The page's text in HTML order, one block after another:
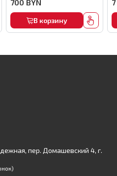
700 BYN
В корзину
7
пер. Домашевский 4, г.